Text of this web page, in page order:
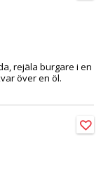
rejäla burgare i en
över en öl.